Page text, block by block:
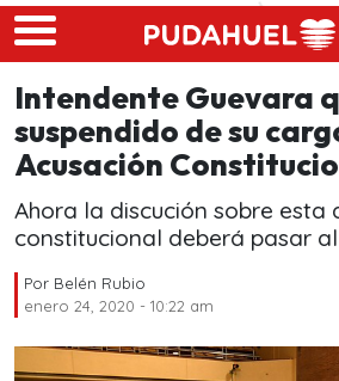
Skip to main content
Intendente Guevara
suspendido de su
Acusación
Ahora la discución sobre esta
constitucional deberá pasar
Por Belén Rubio
enero 24, 2020 - 10:22 am